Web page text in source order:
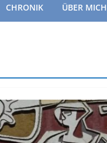
CHRONIK ÜBER MICH